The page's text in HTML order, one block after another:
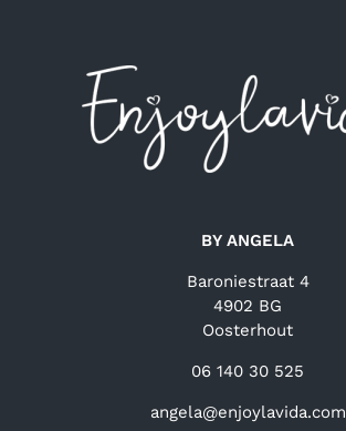
BY ANGELA
Baroniestraat 4
4902 BG
Oosterhout
06 140 30 525
angela@enjoylavida.com